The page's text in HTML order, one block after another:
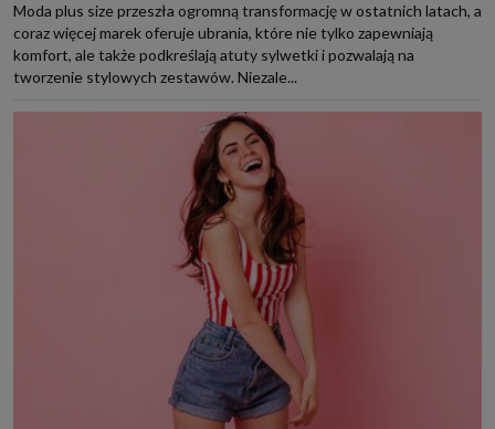
Moda plus size przeszła ogromną transformację w ostatnich latach, a
coraz więcej marek oferuje ubrania, które nie tylko zapewniają
komfort, ale także podkreślają atuty sylwetki i pozwalają na
tworzenie stylowych zestawów. Niezale...